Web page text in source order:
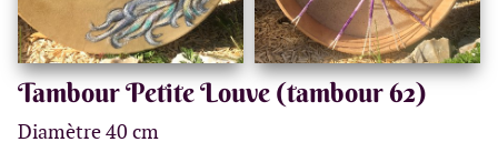
Tambour Petite Louve (tambour 62)
Diamètre 40 cm